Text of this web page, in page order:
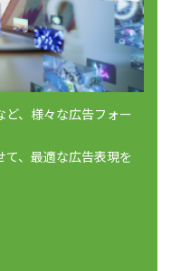
、様々な広告フォー
、最適な広告表現を